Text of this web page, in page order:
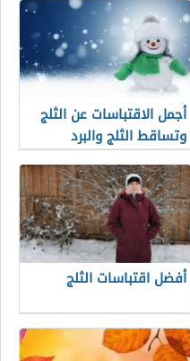
أجمل الاقتباسات عن الثلج
وتساقط الثلج والبرد
أفضل اقتباسات الثلج